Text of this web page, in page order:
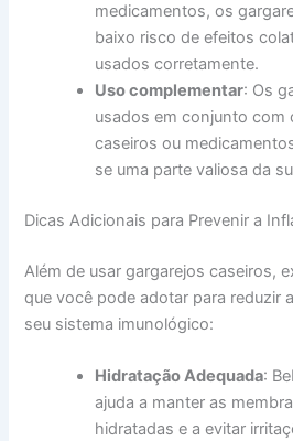
medicamentos, os
baixo risco de efeitos
usados corretamente.
Uso complementar: Os
usados em conjunto com
caseiros ou
se uma parte valiosa da
Dicas Adicionais para Prevenir a
Além de usar gargarejos caseiros,
que você pode adotar para reduzir
seu sistema imunológico:
Hidratação Adequada:
ajuda a manter as
hidratadas e a evitar